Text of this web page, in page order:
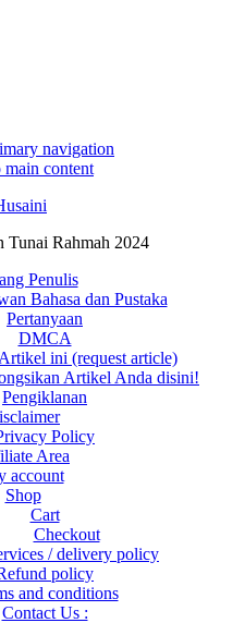
navigation
main content
Tunai Rahmah 2024
Penulis
Bahasa dan Pustaka
Pertanyaan
DMCA
ini (request article)
Artikel Anda disini!
Pengiklanan
Policy
Area
account
Shop
Cart
Checkout
/ delivery policy
policy
and conditions
Contact Us :